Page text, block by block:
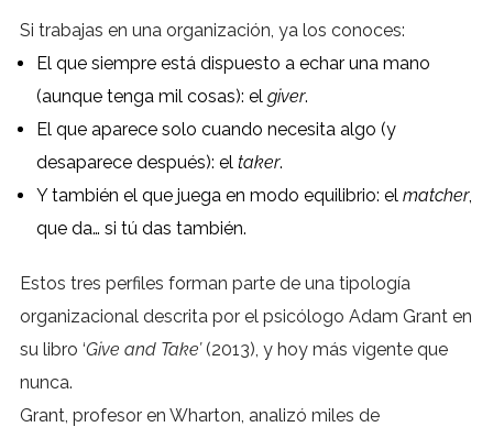
Si trabajas en una organización, ya los conoces:
El que siempre está dispuesto a echar una mano
(aunque tenga mil cosas): el giver.
El que aparece solo cuando necesita algo (y
desaparece después): el taker.
Y también el que juega en modo equilibrio: el matcher,
que da… si tú das también.
Estos tres perfiles forman parte de una tipología
organizacional descrita por el psicólogo Adam Grant en
su libro ‘Give and Take’(2013), y hoy más vigente que
nunca.
Grant, profesor en Wharton, analizó miles de